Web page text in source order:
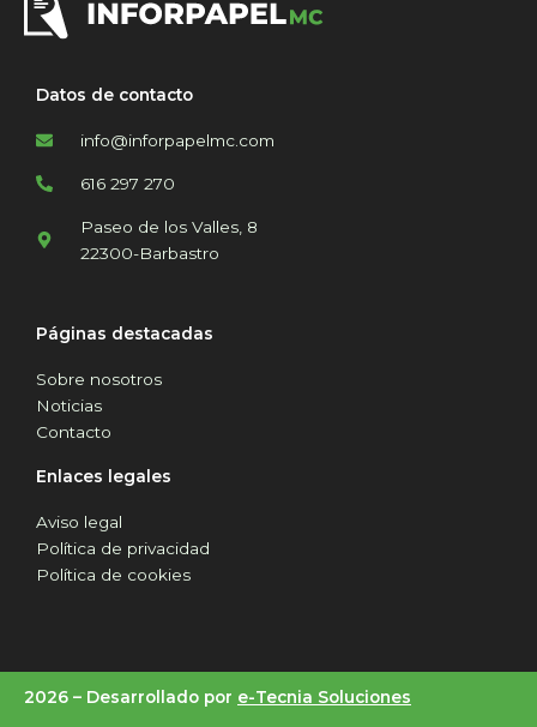
Datos de contacto
info@inforpapelmc.com
616 297 270
Paseo de los Valles, 8
22300-Barbastro
Páginas destacadas
Sobre nosotros
Noticias
Contacto
Enlaces legales
Aviso legal
Política de privacidad
Política de cookies
2026 – Desarrollado por e-Tecnia Soluciones